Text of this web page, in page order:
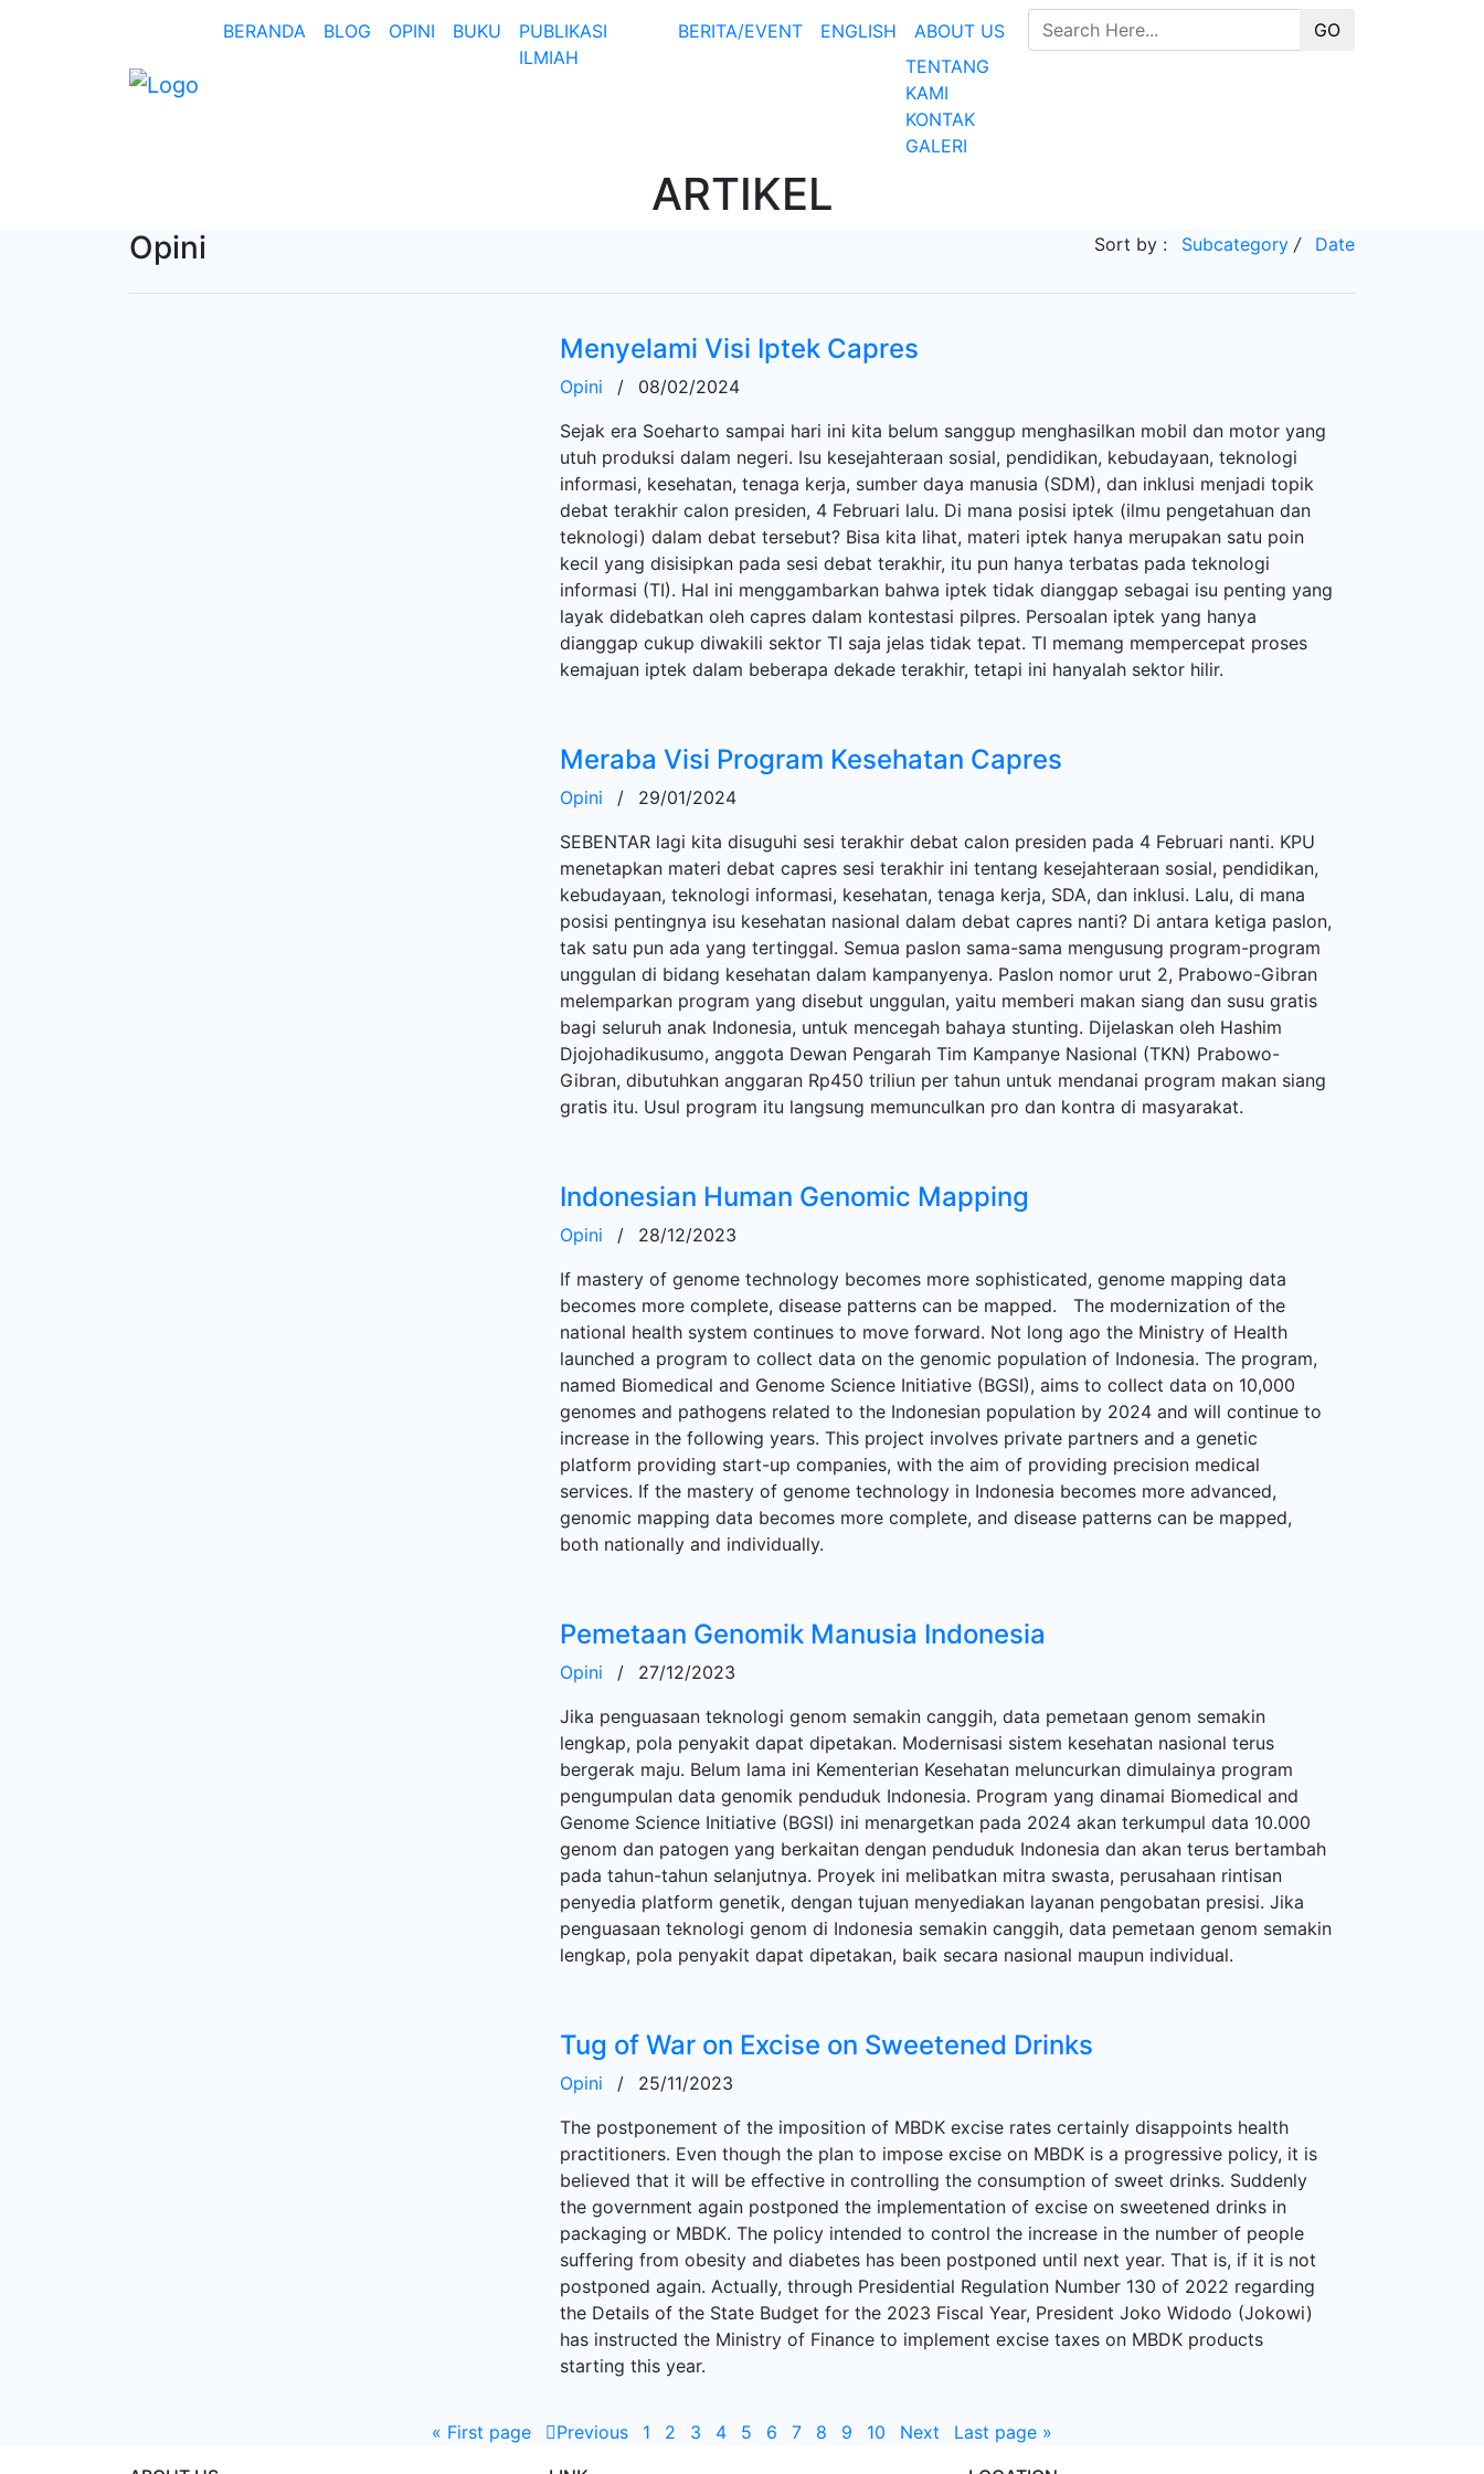
BERANDA BLOG OPINI BUKU
PUBLIKASI
ILMIAH
BERITA/EVENT ENGLISH
ABOUT US
TENTANG
KAMI
KONTAK
GALERI
GO
ARTIKEL
Opini Sort by : Subcategory / Date
Menyelami Visi Iptek Capres
Opini /
08/02/2024
Sejak era Soeharto sampai hari ini kita belum sanggup menghasilkan mobil dan motor yang
utuh produksi dalam negeri. Isu kesejahteraan sosial, pendidikan, kebudayaan, teknologi
informasi, kesehatan, tenaga kerja, sumber daya manusia (SDM), dan inklusi menjadi topik
debat terakhir calon presiden, 4 Februari lalu. Di mana posisi iptek (ilmu pengetahuan dan
teknologi) dalam debat tersebut? Bisa kita lihat, materi iptek hanya merupakan satu poin
kecil yang disisipkan pada sesi debat terakhir, itu pun hanya terbatas pada teknologi
informasi (TI). Hal ini menggambarkan bahwa iptek tidak dianggap sebagai isu penting yang
layak didebatkan oleh capres dalam kontestasi pilpres. Persoalan iptek yang hanya
dianggap cukup diwakili sektor TI saja jelas tidak tepat. TI memang mempercepat proses
kemajuan iptek dalam beberapa dekade terakhir, tetapi ini hanyalah sektor hilir.
Meraba Visi Program Kesehatan Capres
Opini /
29/01/2024
SEBENTAR lagi kita disuguhi sesi terakhir debat calon presiden pada 4 Februari nanti. KPU
menetapkan materi debat capres sesi terakhir ini tentang kesejahteraan sosial, pendidikan,
kebudayaan, teknologi informasi, kesehatan, tenaga kerja, SDA, dan inklusi. Lalu, di mana
posisi pentingnya isu kesehatan nasional dalam debat capres nanti? Di antara ketiga paslon,
tak satu pun ada yang tertinggal. Semua paslon sama-sama mengusung program-program
unggulan di bidang kesehatan dalam kampanyenya. Paslon nomor urut 2, Prabowo-Gibran
melemparkan program yang disebut unggulan, yaitu memberi makan siang dan susu gratis
bagi seluruh anak Indonesia, untuk mencegah bahaya stunting. Dijelaskan oleh Hashim
Djojohadikusumo, anggota Dewan Pengarah Tim Kampanye Nasional (TKN) Prabowo-
Gibran, dibutuhkan anggaran Rp450 triliun per tahun untuk mendanai program makan siang
gratis itu. Usul program itu langsung memunculkan pro dan kontra di masyarakat.
Indonesian Human Genomic Mapping
Opini /
28/12/2023
If mastery of genome technology becomes more sophisticated, genome mapping data
becomes more complete, disease patterns can be mapped. The modernization of the
national health system continues to move forward. Not long ago the Ministry of Health
launched a program to collect data on the genomic population of Indonesia. The program,
named Biomedical and Genome Science Initiative (BGSI), aims to collect data on 10,000
genomes and pathogens related to the Indonesian population by 2024 and will continue to
increase in the following years. This project involves private partners and a genetic
platform providing start-up companies, with the aim of providing precision medical
services. If the mastery of genome technology in Indonesia becomes more advanced,
genomic mapping data becomes more complete, and disease patterns can be mapped,
both nationally and individually.
Pemetaan Genomik Manusia Indonesia
Opini /
27/12/2023
Jika penguasaan teknologi genom semakin canggih, data pemetaan genom semakin
lengkap, pola penyakit dapat dipetakan. Modernisasi sistem kesehatan nasional terus
bergerak maju. Belum lama ini Kementerian Kesehatan meluncurkan dimulainya program
pengumpulan data genomik penduduk Indonesia. Program yang dinamai Biomedical and
Genome Science Initiative (BGSI) ini menargetkan pada 2024 akan terkumpul data 10.000
genom dan patogen yang berkaitan dengan penduduk Indonesia dan akan terus bertambah
pada tahun-tahun selanjutnya. Proyek ini melibatkan mitra swasta, perusahaan rintisan
penyedia platform genetik, dengan tujuan menyediakan layanan pengobatan presisi. Jika
penguasaan teknologi genom di Indonesia semakin canggih, data pemetaan genom semakin
lengkap, pola penyakit dapat dipetakan, baik secara nasional maupun individual.
Tug of War on Excise on Sweetened Drinks
Opini /
25/11/2023
The postponement of the imposition of MBDK excise rates certainly disappoints health
practitioners. Even though the plan to impose excise on MBDK is a progressive policy, it is
believed that it will be effective in controlling the consumption of sweet drinks. Suddenly
the government again postponed the implementation of excise on sweetened drinks in
packaging or MBDK. The policy intended to control the increase in the number of people
suffering from obesity and diabetes has been postponed until next year. That is, if it is not
postponed again. Actually, through Presidential Regulation Number 130 of 2022 regarding
the Details of the State Budget for the 2023 Fiscal Year, President Joko Widodo (Jokowi)
has instructed the Ministry of Finance to implement excise taxes on MBDK products
starting this year.
« First page Previous 1 2 3 4 5 6 7 8 9 10 Next Last page »